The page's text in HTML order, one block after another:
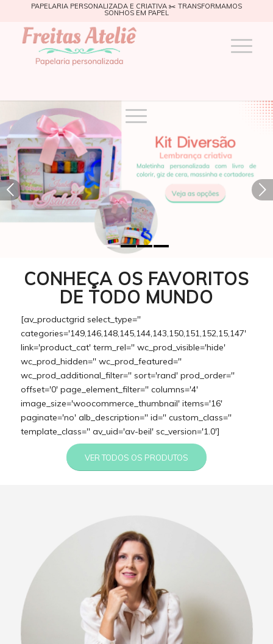
PAPELARIA PERSONALIZADA E CRIATIVA ✂️ TRANSFORMAMOS
SONHOS EM PAPEL
Próximo
CONHEÇA OS FAVORITOS
DE TODO MUNDO
[av_productgrid select_type=''
categories='149,146,148,145,144,143,150,151,152,15,147'
link='product_cat' term_rel='' wc_prod_visible='hide'
wc_prod_hidden='' wc_prod_featured=''
wc_prod_additional_filter='' sort='rand' prod_order=''
offset='0' page_element_filter='' columns='4'
image_size='woocommerce_thumbnail' items='16'
paginate='no' alb_description='' id='' custom_class=''
template_class='' av_uid='av-beil' sc_version='1.0']
VER TODOS OS PRODUTOS